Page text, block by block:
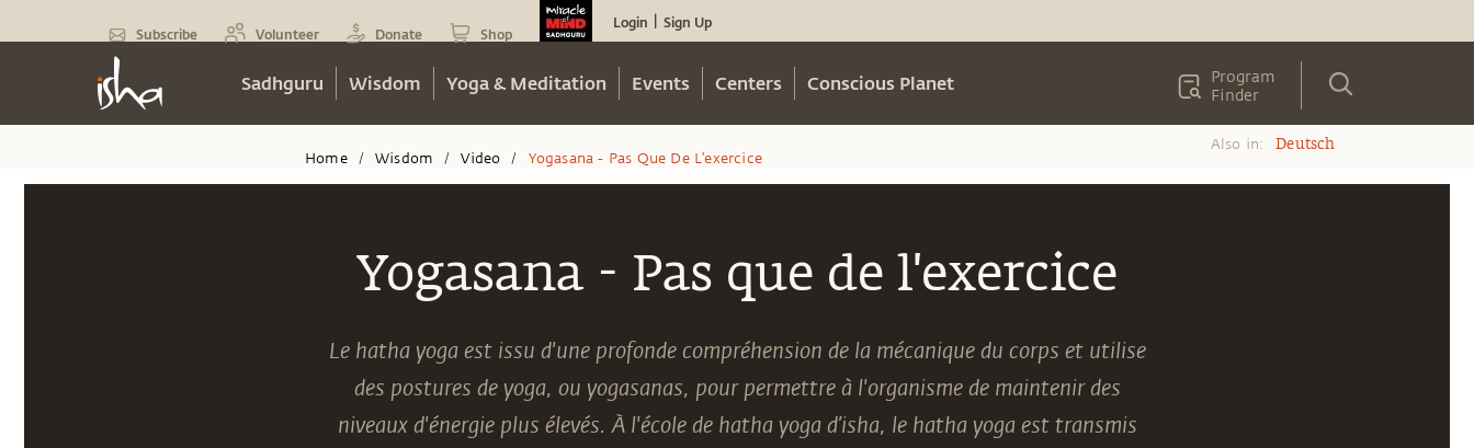
Subscribe Volunteer Donate Shop
Login Sign Up
Sadhguru Wisdom Yoga & Meditation Events Centers Conscious Planet
Program
Finder
Yogasana - Pas que de l'exercice
Le hatha yoga est issu d'une profonde compréhension de la mécanique du corps et utilise
des postures de yoga, ou yogasanas, pour permettre à l'organisme de maintenir des
niveaux d'énergie plus élevés. À l'école de hatha yoga d’isha, le hatha yoga est transmis
Home / Wisdom / Video / Yogasana - Pas Que De L'exercice
Also in: Deutsch